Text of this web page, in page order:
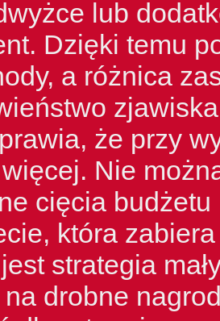
lub
Dzięki temu
a różnica
że przy
Nie
cięcia
która
strategia
drobne